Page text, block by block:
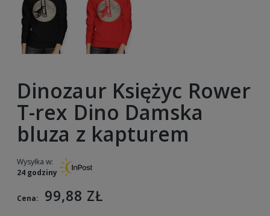
Dinozaur Księżyc Rower
T-rex Dino Damska
bluza z kapturem
Wysyłka w:
24 godziny
Cena: 99,88 ZŁ